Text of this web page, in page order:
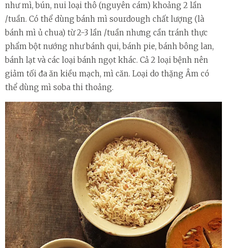
như mì, bún, nui loại thô (nguyên cám) khoảng 2 lần
/tuần. Có thể dùng bánh mì sourdough chất lượng (là
bánh mì ủ chua) từ 2-3 lần /tuần nhưng cần tránh thực
phẩm bột nướng như bánh qui, bánh pie, bánh bông lan,
bánh lạt và các loại bánh ngọt khác. Cả 2 loại bệnh nên
giảm tối đa ăn kiều mạch, mì căn. Loại do thặng Âm có
thể dùng mì soba thi thoảng.